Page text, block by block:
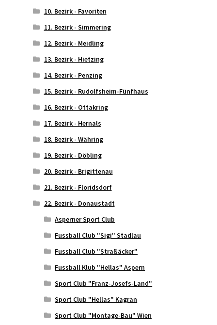
10. Bezirk - Favoriten
11. Bezirk - Simmering
12. Bezirk - Meidling
13. Bezirk - Hietzing
14. Bezirk - Penzing
15. Bezirk - Rudolfsheim-Fünfhaus
16. Bezirk - Ottakring
17. Bezirk - Hernals
18. Bezirk - Währing
19. Bezirk - Döbling
20. Bezirk - Brigittenau
21. Bezirk - Floridsdorf
22. Bezirk - Donaustadt
Asperner Sport Club
Fussball Club "Sigi" Stadlau
Fussball Club "Straßäcker"
Fussball Klub "Hellas" Aspern
Sport Club "Franz-Josefs-Land"
Sport Club "Hellas" Kagran
Sport Club "Montage-Bau" Wien